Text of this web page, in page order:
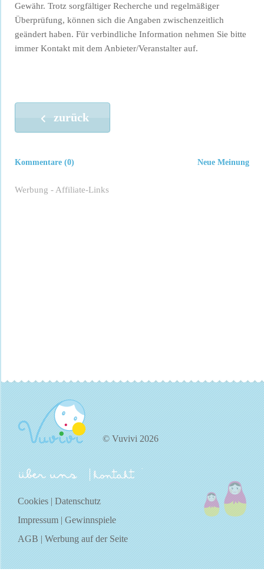
Gewähr. Trotz sorgfältiger Recherche und regelmäßiger
Überprüfung, können sich die Angaben zwischenzeitlich
geändert haben. Für verbindliche Information nehmen Sie bitte
immer Kontakt mit dem Anbieter/Veranstalter auf.
zurück
Neue Meinung
Kommentare (0)
Werbung - Affiliate-Links
© Vuvivi 2026
über uns kontakt
Cookies|Datenschutz
Impressum|Gewinnspiele
AGB|Werbung auf der Seite